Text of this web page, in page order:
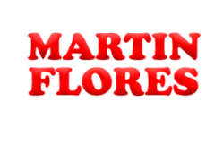
Ir
la
navegación
Ir
al
contenido